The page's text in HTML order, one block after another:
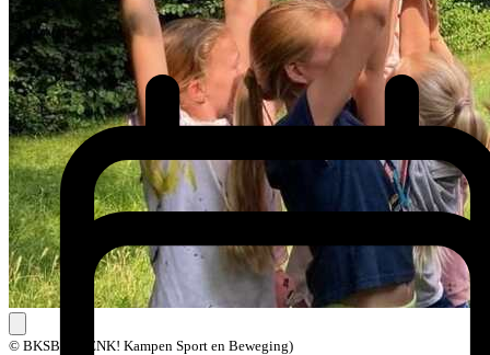
© BKSB (BOENK! Kampen Sport en Beweging)